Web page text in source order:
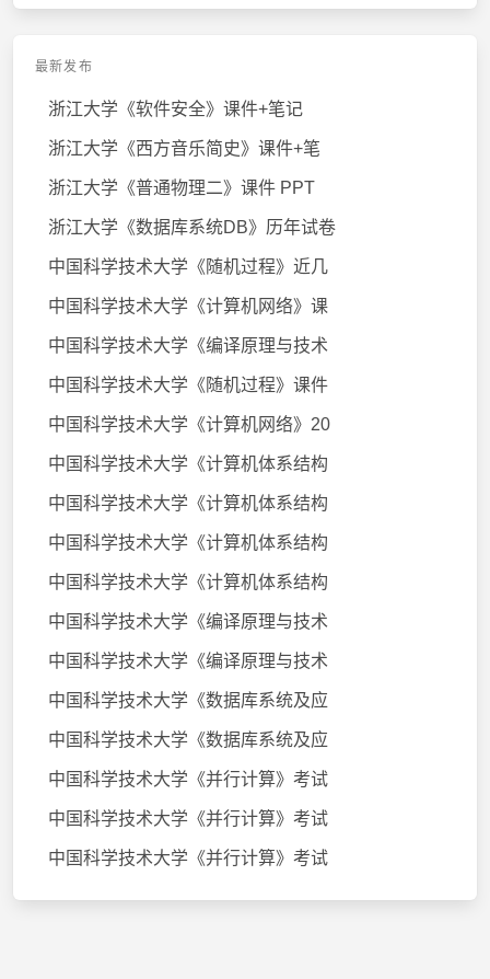
最新发布
浙江大学《软件安全》课件+笔记
浙江大学《西方音乐简史》课件+笔
浙江大学《普通物理二》课件 PPT
浙江大学《数据库系统DB》历年试卷
中国科学技术大学《随机过程》近几
中国科学技术大学《计算机网络》课
中国科学技术大学《编译原理与技术
中国科学技术大学《随机过程》课件
中国科学技术大学《计算机网络》20
中国科学技术大学《计算机体系结构
中国科学技术大学《计算机体系结构
中国科学技术大学《计算机体系结构
中国科学技术大学《计算机体系结构
中国科学技术大学《编译原理与技术
中国科学技术大学《编译原理与技术
中国科学技术大学《数据库系统及应
中国科学技术大学《数据库系统及应
中国科学技术大学《并行计算》考试
中国科学技术大学《并行计算》考试
中国科学技术大学《并行计算》考试